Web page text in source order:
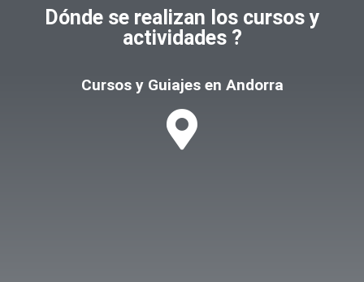
Dónde se realizan los cursos y
actividades ?
Cursos y Guiajes en Andorra